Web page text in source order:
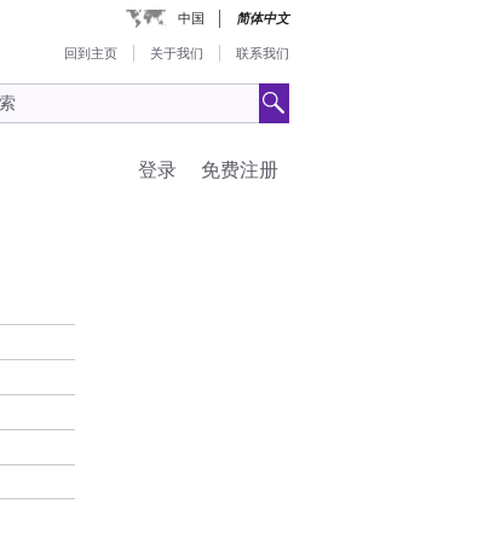
中国 简体中文
回到主页 关于我们 联系我们
免费注册
登录